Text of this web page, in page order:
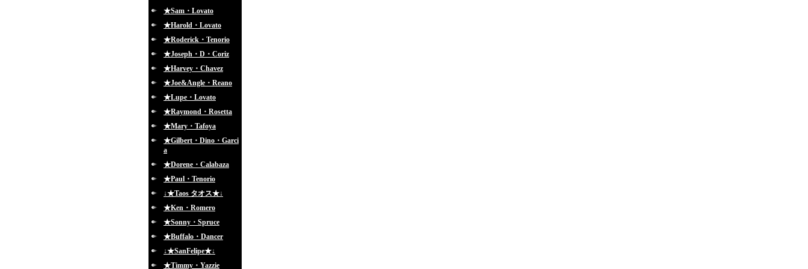
★Sam・Lovato
★Harold・Lovato
★Roderick・Tenorio
★Joseph・D・Coriz
★Harvey・Chavez
★Joe&Angle・Reano
★Lupe・Lovato
★Raymond・Rosetta
★Mary・Tafoya
★Gilbert・Dino・Garci
a
★Dorene・Calabaza
★Paul・Tenorio
↓★Taos タオス★↓
★Ken・Romero
★Sonny・Spruce
★Buffalo・Dancer
↓★SanFelipe★↓
★Timmy・Yazzie